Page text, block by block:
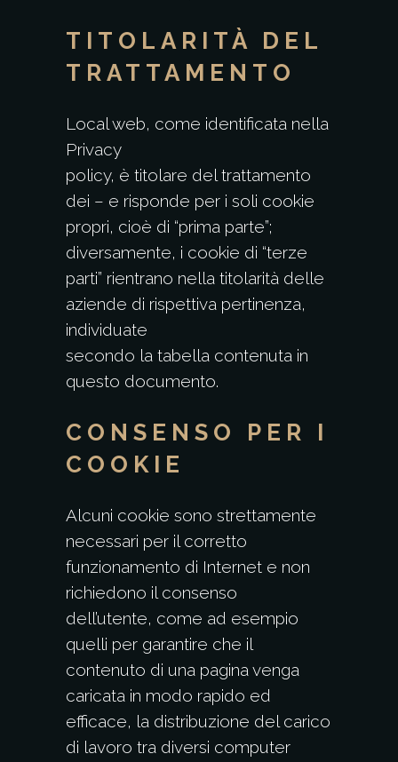
TITOLARITÀ DEL
TRATTAMENTO
Local web, come identificata nella
Privacy
policy, è titolare del trattamento
dei – e risponde per i soli cookie
propri, cioè di “prima parte”;
diversamente, i cookie di “terze
parti” rientrano nella titolarità delle
aziende di rispettiva pertinenza,
individuate
secondo la tabella contenuta in
questo documento.
CONSENSO PER I
COOKIE
Alcuni cookie sono strettamente
necessari per il corretto
funzionamento di Internet e non
richiedono il consenso
dell’utente, come ad esempio
quelli per garantire che il
contenuto di una pagina venga
caricata in modo rapido ed
efficace, la distribuzione del carico
di lavoro tra diversi computer